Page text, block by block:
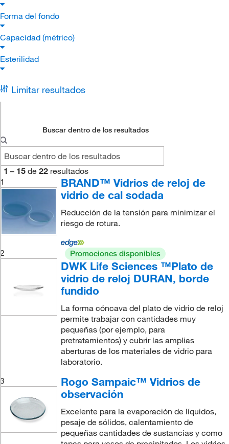
Forma del fondo
Capacidad (métrico)
Esterilidad
Limitar resultados
Buscar dentro de los resultados
1 – 15 de 22 resultados
1
BRAND™ Vidrios de reloj de
vidrio de cal sodada
Reducción de la tensión para minimizar el
riesgo de rotura.
2 Promociones disponibles
DWK Life Sciences ™Plato de
vidrio de reloj DURAN, borde
fundido
La forma cóncava del plato de vidrio de reloj
permite trabajar con cantidades muy
pequeñas (por ejemplo, para
pretratamientos) y cubrir las amplias
aberturas de los materiales de vidrio para
laboratorio.
3
Rogo Sampaic™ Vidrios de
observación
Excelente para la evaporación de líquidos,
pesaje de sólidos, calentamiento de
pequeñas cantidades de sustancias y como